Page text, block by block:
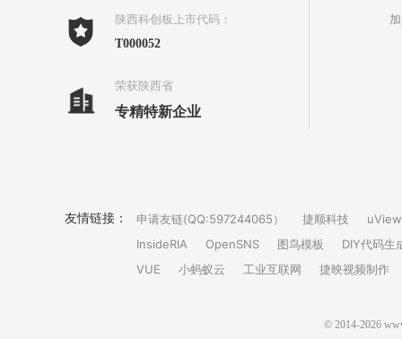
陕西科创板上市代码：
T000052
荣获陕西省
专精特新企业
友情链接： 申请友链(QQ:597244065） 捷顺科技
uView
InsideRIA
OpenSNS 图鸟模板
DIY代码生
VUE
小蚂蚁云 工业互联网 捷映视频制作
© 2014-2026